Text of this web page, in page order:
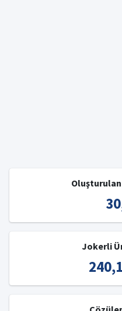
Jokerli